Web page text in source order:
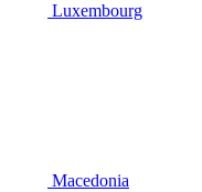
Luxembourg
Macedonia